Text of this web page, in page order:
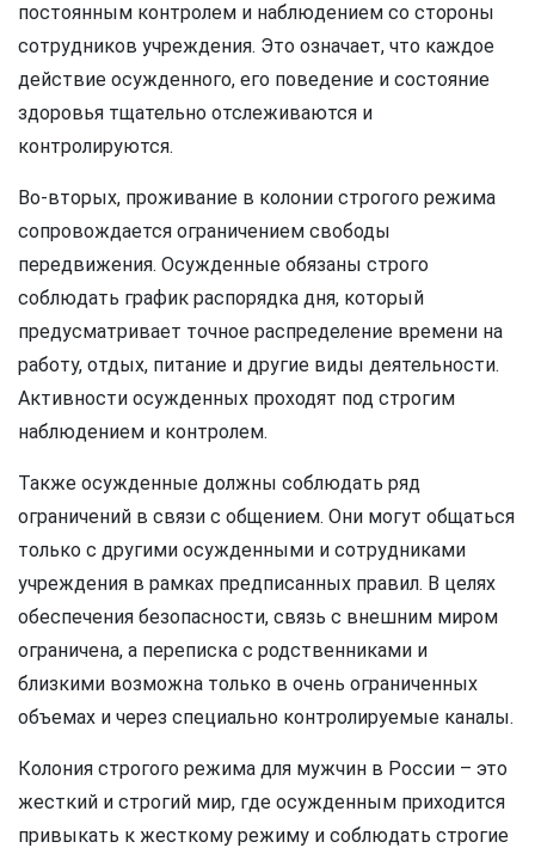
постоянным контролем и наблюдением со стороны
сотрудников учреждения. Это означает, что каждое
действие осужденного, его поведение и состояние
здоровья тщательно отслеживаются и
контролируются.
Во-вторых, проживание в колонии строгого режима
сопровождается ограничением свободы
передвижения. Осужденные обязаны строго
соблюдать график распорядка дня, который
предусматривает точное распределение времени на
работу, отдых, питание и другие виды деятельности.
Активности осужденных проходят под строгим
наблюдением и контролем.
Также осужденные должны соблюдать ряд
ограничений в связи с общением. Они могут общаться
только с другими осужденными и сотрудниками
учреждения в рамках предписанных правил. В целях
обеспечения безопасности, связь с внешним миром
ограничена, а переписка с родственниками и
близкими возможна только в очень ограниченных
объемах и через специально контролируемые каналы.
Колония строгого режима для мужчин в России – это
жесткий и строгий мир, где осужденным приходится
привыкать к жесткому режиму и соблюдать строгие